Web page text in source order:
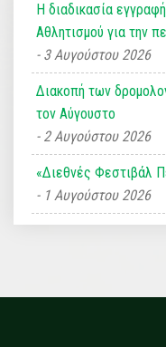
Η διαδικασία
Αθλητισμού για την
3 Αυγούστου 2026
Διακοπή των
τον Αύγουστο
2 Αυγούστου 2026
«Διεθνές Φεστιβάλ
1 Αυγούστου 2026